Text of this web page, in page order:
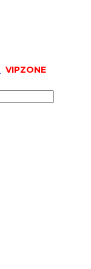
VIPZONE